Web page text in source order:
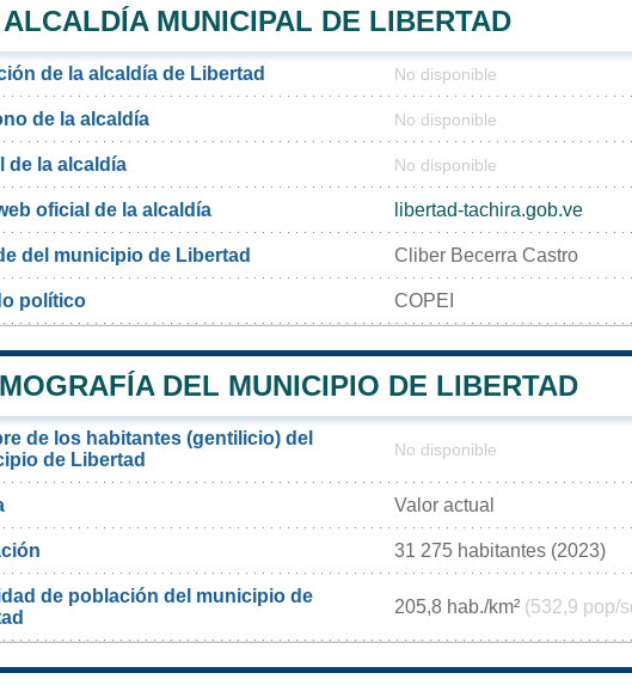
MUNICIPAL DE LIBERTAD
de la alcaldía de Libertad No disponible
de la alcaldía No disponible
de la alcaldía No disponible
oficial de la alcaldía libertad-tachira.gob.ve
del municipio de Libertad Cliber Becerra Castro
político COPEI
DEL MUNICIPIO DE LIBERTAD
de los habitantes (gentilicio) del
de Libertad
No disponible
Valor actual
31 275 habitantes (2023)
de población del municipio de
205,8 hab./km² (532,9 pop/